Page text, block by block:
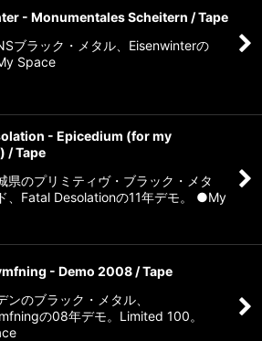
- Monumentales Scheitern / Tape
ブラック・メタル、Eisenwinterの
Space
- Epicedium (for my
/ Tape
県のプリミティヴ・ブラック・メタ
、Fatal Desolationの11年デモ。 ●My
- Demo 2008 / Tape
ンのブラック・メタル、
の08年デモ。Limited 100。